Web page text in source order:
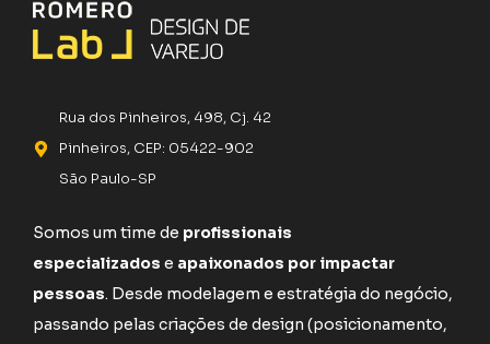
Rua dos Pinheiros, 498, Cj. 42
Pinheiros, CEP: 05422-902
São Paulo-SP
Somos um time de profissionais
especializados e apaixonados por impactar
pessoas. Desde modelagem e estratégia do negócio,
passando pelas criações de design (posicionamento,